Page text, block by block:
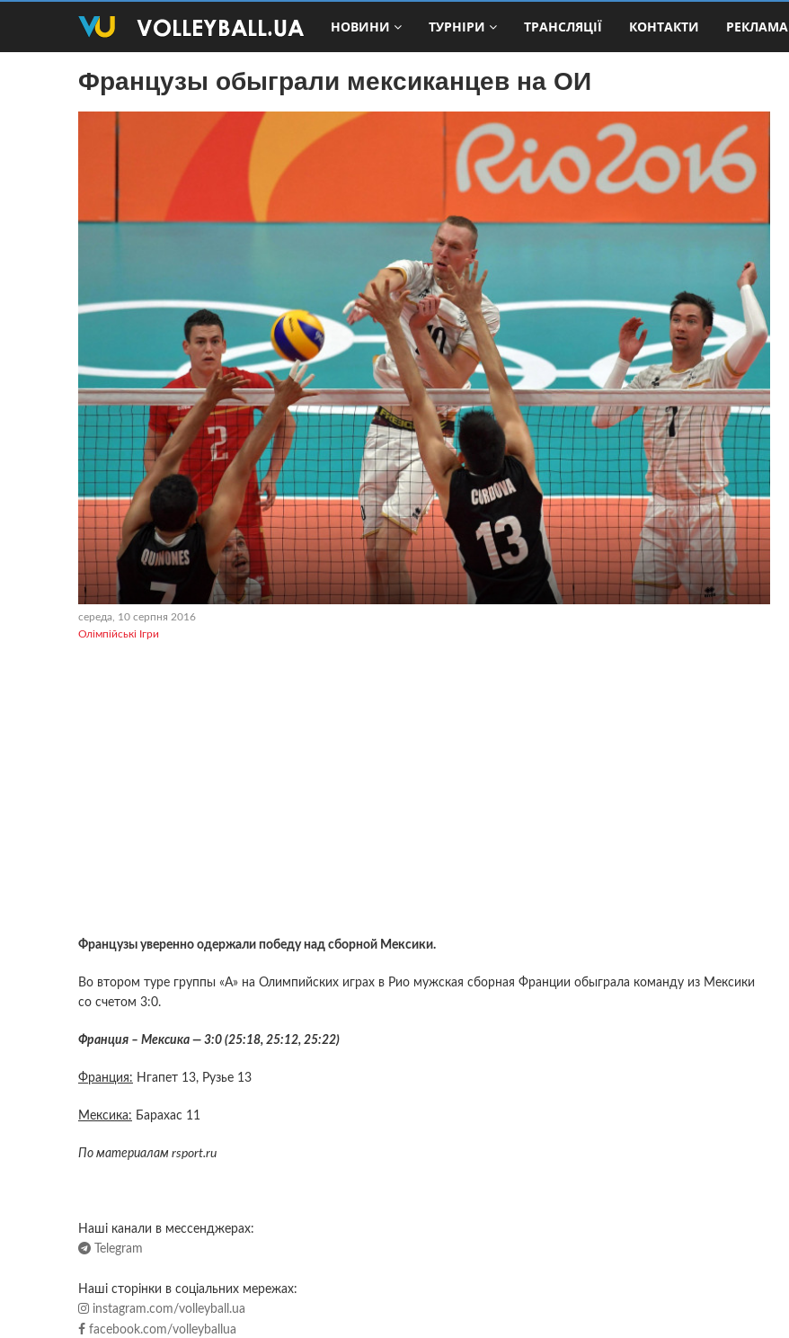
НОВИНИ ТУРНІРИ ТРАНСЛЯЦІЇ КОНТАКТИ РЕКЛАМА
Французы обыграли мексиканцев на ОИ
середа, 10 серпня 2016
Олімпійські Ігри
Французы уверенно одержали победу над сборной Мексики.
Во втором туре группы «А» на Олимпийских играх в Рио мужская сборная Франции обыграла команду из Мексики
со счетом 3:0.
Франция – Мексика — 3:0 (25:18, 25:12, 25:22)
Франция: Нгапет 13, Рузье 13
Мексика: Барахас 11
По материалам rsport.ru
Наші канали в мессенджерах:
Telegram
Наші сторінки в соціальних мережах:
instagram.com/volleyball.ua
facebook.com/volleyballua